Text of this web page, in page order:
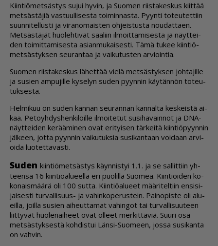
Kiin­ti­ö­met­säs­tys su­jui hy­vin, ja Suo­men riis­ta­kes­kus kiit­tää
met­säs­tä­jiä vas­tuul­li­ses­ta toi­min­nas­ta. Pyyn­ti to­teu­tet­tiin
suun­ni­tel­lus­ti ja vi­ra­no­mais­ten oh­jeis­tus­ta nou­dat­ta­en.
Met­säs­tä­jät huo­leh­ti­vat saa­liin il­moit­ta­mi­ses­ta ja näyt­tei­
den toi­mit­ta­mi­ses­ta asi­an­mu­kai­ses­ti. Tämä tu­kee kiin­ti­ö­
met­säs­tyk­sen seu­ran­taa ja vai­ku­tus­ten ar­vi­oin­tia.
Suo­men riis­ta­kes­kus lä­het­tää vie­lä met­säs­tyk­sen joh­ta­jil­le
ja su­sien am­pu­jil­le ky­se­lyn su­den pyyn­nin käy­tän­nön to­teu­
tuk­ses­ta.
Hel­mi­kuu on su­den kan­nan seu­ran­nan kan­nal­ta kes­keis­tä ai­
kaa. Pe­to­yh­dys­hen­ki­löil­le il­moi­te­tut su­si­ha­vain­not ja DNA-
näyt­tei­den ke­rää­mi­nen ovat eri­tyi­sen tär­kei­tä kiin­ti­ö­pyyn­nin
jäl­keen, jot­ta pyyn­nin vai­ku­tuk­sia su­si­kan­taan voi­daan ar­vi­
oi­da luo­tet­ta­vas­ti.
Su­den kiin­ti­ö­met­säs­tys käyn­nis­tyi 1.1. ja se sal­lit­tiin yh­
teen­sä 16 kiin­ti­öa­lu­eel­la eri puo­lil­la Suo­mea. Kiin­ti­öi­den ko­
ko­nais­mää­rä oli 100 sut­ta. Kiin­ti­öa­lu­eet mää­ri­tel­tiin en­si­si­
jai­ses­ti tur­val­li­suus- ja va­hin­ko­pe­rus­tein. Pai­no­pis­te oli alu­
eil­la, joil­la su­sien ai­heut­ta­mat va­hin­got tai tur­val­li­suu­teen
liit­ty­vät huo­le­nai­heet ovat ol­leet mer­kit­tä­viä. Suu­ri osa
met­säs­tyk­ses­tä koh­dis­tui Län­si-Suo­meen, jos­sa su­si­kan­ta
on vah­vin.